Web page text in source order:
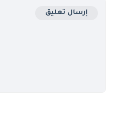
إرسال تعليق